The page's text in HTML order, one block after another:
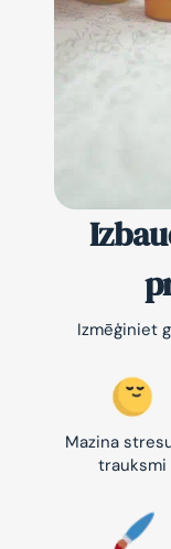
Izmēģiniet
Mazina
trauksmi